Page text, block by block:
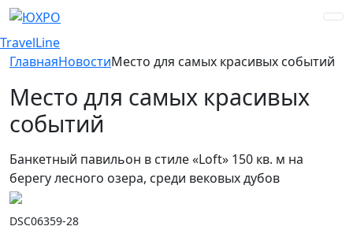
TravelLine
ГлавнаяНовостиМесто для самых красивых событий
Место для самых красивых
событий
Банкетный павильон в стиле «Loft» 150 кв. м на
берегу лесного озера, среди вековых дубов
DSC06359-28